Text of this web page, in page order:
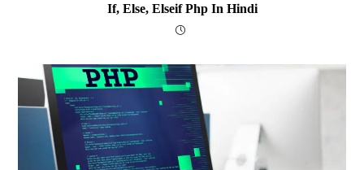
If, Else, Elseif Php In Hindi